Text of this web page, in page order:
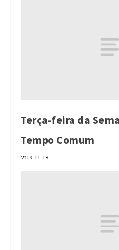
Terça-feira da
Tempo Comum
2019-11-18